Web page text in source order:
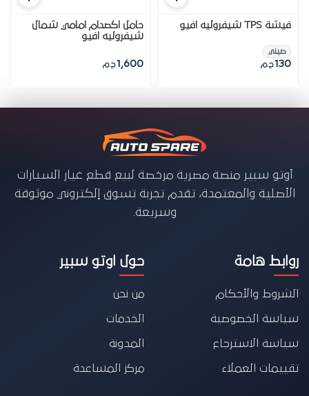
فيشة TPS شيفروليه افيو
صيني
130ج.م
حامل اكصدام امامي شمال
شيفروليه افيو
1,600ج.م
أوتو سبير منصة مصرية مرخصة لبيع قطع غيار السيارات
الأصلية والمعتمدة، تقدم تجربة تسوق إلكتروني موثوقة
وسريعة.
روابط هامة
الشروط والأحكام
سياسة الخصوصية
سياسة الاسترجاع
تقييمات العملاء
حول اوتو سبير
من نحن
الخدمات
المدونة
مركز المساعدة